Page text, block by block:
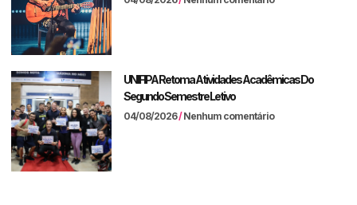
UNIFIPA Retoma Atividades Acadêmicas Do
Segundo Semestre Letivo
04/08/2026 Nenhum comentário